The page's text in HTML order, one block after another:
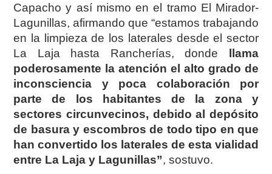
Capacho y así mismo en el tramo El Mirador-
Lagunillas, afirmando que “estamos trabajando
en la limpieza de los laterales desde el sector
La Laja hasta Rancherías, donde llama
poderosamente la atención el alto grado de
inconsciencia y poca colaboración por
parte de los habitantes de la zona y
sectores circunvecinos, debido al depósito
de basura y escombros de todo tipo en que
han convertido los laterales de esta vialidad
entre La Laja y Lagunillas”, sostuvo.